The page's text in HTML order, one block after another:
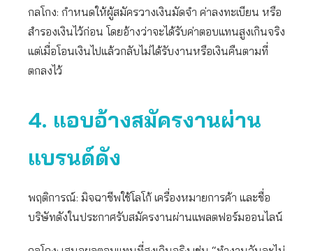
กลโกง: กำหนดให้ผู้สมัครวางเงินมัดจำ ค่าลงทะเบียน หรือ
สำรองเงินไว้ก่อน โดยอ้างว่าจะได้รับค่าตอบแทนสูงเกินจริง
แต่เมื่อโอนเงินไปแล้วกลับไม่ได้รับงานหรือเงินคืนตามที่
ตกลงไว้
4. แอบอ้างสมัครงานผ่าน
แบรนด์ดัง
พฤติการณ์: มิจฉาชีพใช้โลโก้ เครื่องหมายการค้า และชื่อ
บริษัทดังในประกาศรับสมัครงานผ่านแพลตฟอร์มออนไลน์